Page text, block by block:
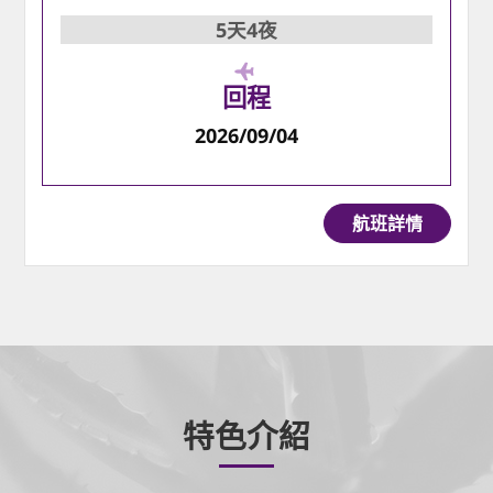
5天4夜
回程
2026/09/04
航班詳情
特色介紹